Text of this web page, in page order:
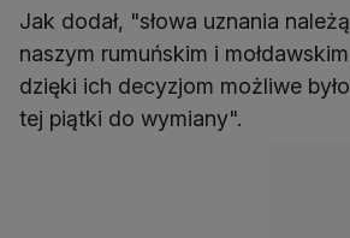
Jak dodał, "słowa uznania
naszym rumuńskim i
dzięki ich decyzjom możliwe
tej piątki do wymiany".